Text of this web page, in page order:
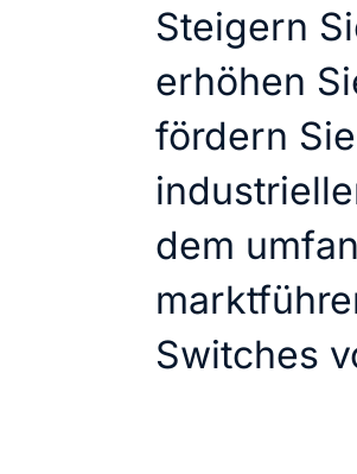
Steigern
erhöhen
fördern
dem
Switches